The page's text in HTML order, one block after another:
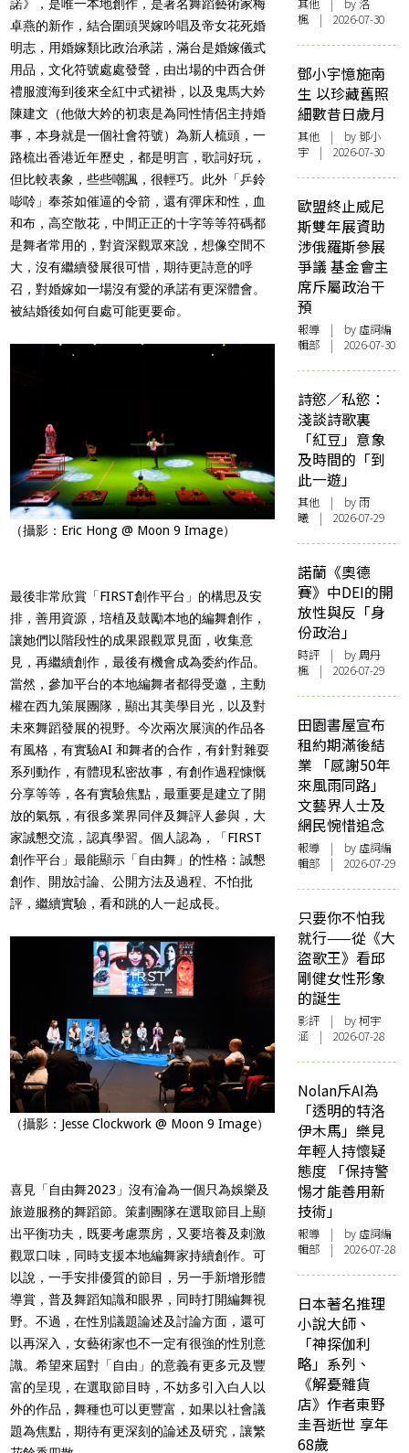
諾》，是唯一本地創作，是著名舞蹈藝術家梅
卓燕的新作，結合圍頭哭嫁吟唱及帝女花死婚
明志，用婚嫁類比政治承諾，滿台是婚嫁儀式
用品，文化符號處處發聲，由出場的中西合併
禮服渡海到後來全紅中式裙褂，以及鬼馬大妗
陳建文（他做大妗的初衷是為同性情侶主持婚
事，本身就是一個社會符號）為新人梳頭，一
路梳出香港近年歷史，都是明言，歌詞好玩，
但比較表象，些些嘲諷，很輕巧。此外「乒鈴
嘭唥」奉茶如催逼的令箭，還有彈床和性，血
和布，高空散花，中間正正的十字等等符碼都
是舞者常用的，對資深觀眾來說，想像空間不
大，沒有繼續發展很可惜，期待更詩意的呼
召，對婚嫁如一場沒有愛的承諾有更深體會。
被結婚後如何自處可能更要命。
（攝影：Eric Hong @ Moon 9 Image）
最後非常欣賞「FIRST創作平台」的構思及安
排，善用資源，培植及鼓勵本地的編舞創作，
讓她們以階段性的成果跟觀眾見面，收集意
見，再繼續創作，最後有機會成為委約作品。
當然，參加平台的本地編舞者都得受邀，主動
權在西九策展團隊，顯出其美學目光，以及對
未來舞蹈發展的視野。今次兩次展演的作品各
有風格，有實驗AI 和舞者的合作，有針對雜耍
系列動作，有體現私密故事，有創作過程慷慨
分享等等，各有實驗焦點，最重要是建立了開
放的氣氛，有很多業界同伴及舞評人參與，大
家誠懇交流，認真學習。個人認為，「FIRST
創作平台」最能顯示「自由舞」的性格：誠懇
創作、開放討論、公開方法及過程、不怕批
評，繼續實驗，看和跳的人一起成長。
（攝影：Jesse Clockwork @ Moon 9 Image）
喜見「自由舞2023」沒有淪為一個只為娛樂及
旅遊服務的舞蹈節。策劃團隊在選取節目上顯
出平衡功夫，既要考慮票房，又要培養及刺激
觀眾口味，同時支援本地編舞家持續創作。可
以說，一手安排優質的節目，另一手新增形體
導賞，普及舞蹈知識和眼界，同時打開編舞視
野。不過，在性別議題論述及討論方面，還可
以再深入，女藝術家也不一定有很強的性別意
識。希望來屆對「自由」的意義有更多元及豐
富的呈現，在選取節目時，不妨多引入白人以
外的作品，舞種也可以更豐富，如果以社會議
題為焦點，期待有更深刻的論述及研究，讓繁
其他 | by洛
楓 | 2026-07-30
鄧小宇憶施南
生 以珍藏舊照
細數昔日歲月
其他 | by 鄧小
宇 | 2026-07-30
歐盟終止威尼
斯雙年展資助
涉俄羅斯參展
爭議 基金會主
席斥屬政治干
預
報導 | by 虛詞編
輯部 | 2026-07-30
詩慾／私慾：
淺談詩歌裏
「紅豆」意象
及時間的「到
此一遊」
其他 | by 雨
曦 | 2026-07-29
諾蘭《奧德
賽》中DEI的開
放性與反「身
份政治」
時評 | by周丹
楓 | 2026-07-29
田園書屋宣布
租約期滿後結
業 「感謝50年
來風雨同路」
文藝界人士及
網民惋惜追念
報導 | by 虛詞編
輯部 | 2026-07-29
只要你不怕我
就行——從《大
盜歌王》看邱
剛健女性形象
的誕生
影評 | by 柯宇
涵 | 2026-07-28
Nolan斥AI為
「透明的特洛
伊木馬」樂見
年輕人持懷疑
態度 「保持警
惕才能善用新
技術」
報導 | by 虛詞編
輯部 | 2026-07-28
日本著名推理
小說大師、
「神探伽利
略」系列、
《解憂雜貨
店》作者東野
圭吾逝世 享年
68歲